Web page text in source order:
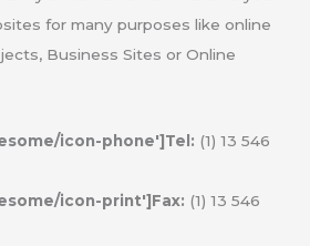
for many purposes like online
Business Sites or Online
icon-phone']Tel: (1) 13 546
icon-print']Fax: (1) 13 546